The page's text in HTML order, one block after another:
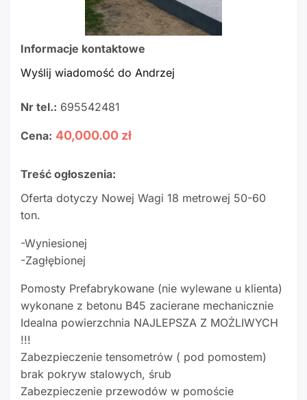
Informacje kontaktowe
Wyślij wiadomość do Andrzej
Nr tel.: 695542481
Cena: 40,000.00 zł
Treść ogłoszenia:
Oferta dotyczy Nowej Wagi 18 metrowej 50-60
ton.
-Wyniesionej
-Zagłębionej
Pomosty Prefabrykowane (nie wylewane u klienta)
wykonane z betonu B45 zacierane mechanicznie
Idealna powierzchnia NAJLEPSZA Z MOŻLIWYCH
!!!
Zabezpieczenie tensometrów ( pod pomostem)
brak pokryw stalowych, śrub
Zabezpieczenie przewodów w pomoście